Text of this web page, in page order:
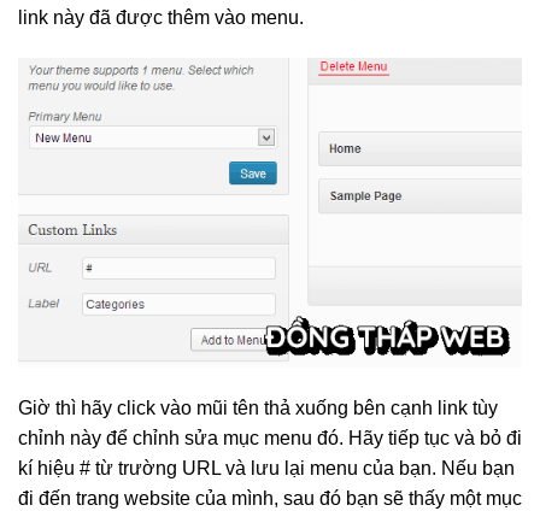
link này đã được thêm vào menu.
Giờ thì hãy click vào mũi tên thả xuống bên cạnh link tùy
chỉnh này để chỉnh sửa mục menu đó. Hãy tiếp tục và bỏ đi
kí hiệu # từ trường URL và lưu lại menu của bạn. Nếu bạn
đi đến trang website của mình, sau đó bạn sẽ thấy một mục